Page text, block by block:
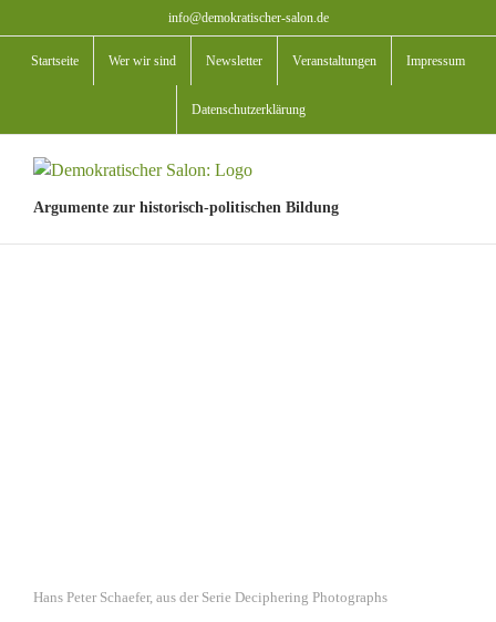
Inhalt
springen
info@demokratischer-salon.de
Startseite Wer wir sind Newsletter Veranstaltungen Impressum
Datenschutzerklärung
Argumente zur historisch-politischen Bildung
Hans Peter Schaefer, aus der Serie Deciphering Photographs